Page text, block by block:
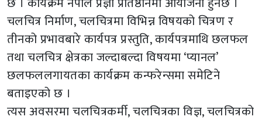
चलचित्र निर्माण, चलचित्रमा विभिन्न विषयको चित्रण र
तीनको प्रभावबारे कार्यपत्र प्रस्तुति, कार्यपत्रमाथि छलफल
तथा चलचित्र क्षेत्रका जल्दाबल्दा विषयमा ‘प्यानल’
छलफललगायतका कार्यक्रम कन्फरेन्समा समेटिने
बताइएको छ ।
त्यस अवसरमा चलचित्रकर्मी, चलचित्रका विज्ञ, चलचित्रको